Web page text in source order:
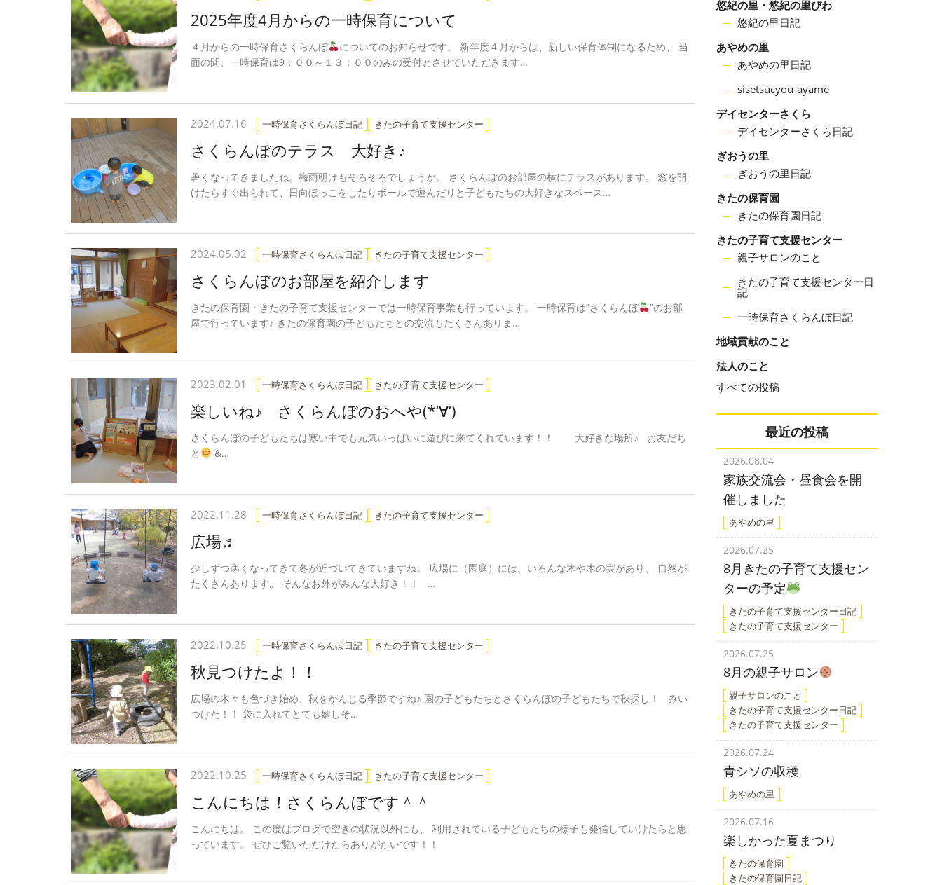
2025年度4月からの一時保育について
４月からの一時保育さくらんぼ
についてのお知らせです。 新年度４月からは、新しい保育体制になるため、 当
面の間、一時保育は9：００～１３：００のみの受付とさせていただきます…
2024.07.16 一時保育さくらんぼ日記 きたの子育て支援センター
さくらんぼのテラス 大好き♪
暑くなってきましたね。梅雨明けもそろそろでしょうか。 さくらんぼのお部屋の横にテラスがあります。 窓を開
けたらすぐ出られて、日向ぼっこをしたりボールで遊んだりと子どもたちの大好きなスペース…
2024.05.02 一時保育さくらんぼ日記 きたの子育て支援センター
さくらんぼのお部屋を紹介します
きたの保育園・きたの子育て支援センターでは一時保育事業も行っています。 一時保育は”さくらんぼ
”のお部
屋で行っています♪ きたの保育園の子どもたちとの交流もたくさんありま…
2023.02.01 一時保育さくらんぼ日記 きたの子育て支援センター
楽しいね♪ さくらんぼのおへや(*‘∀‘)
さくらんぼの子どもたちは寒い中でも元気いっぱいに遊びに来てくれています！！ 大好きな場所♪ お友だち
と
&…
2022.11.28 一時保育さくらんぼ日記 きたの子育て支援センター
広場♬
少しずつ寒くなってきて冬が近づいてきていますね。 広場に（園庭）には、いろんな木や木の実があり、 自然が
たくさんあります。 そんなお外がみんな大好き！！ …
2022.10.25 一時保育さくらんぼ日記 きたの子育て支援センター
秋見つけたよ！！
広場の木々も色づき始め、秋をかんじる季節ですね♪ 園の子どもたちとさくらんぼの子どもたちで秋探し！ みい
つけた！！ 袋に入れてとても嬉しそ…
2022.10.25 一時保育さくらんぼ日記 きたの子育て支援センター
こんにちは！さくらんぼです＾＾
こんにちは。 この度はブログで空きの状況以外にも、 利用されている子どもたちの様子も発信していけたらと思
っています。 ぜひご覧いただけたらありがたいです！！
悠紀の里・悠紀の里びわ
悠紀の里日記
あやめの里
あやめの里日記
sisetsucyou-ayame
デイセンターさくら
デイセンターさくら日記
ぎおうの里
ぎおうの里日記
きたの保育園
きたの保育園日記
きたの子育て支援センター
親子サロンのこと
きたの子育て支援センター日
記
一時保育さくらんぼ日記
地域貢献のこと
法人のこと
すべての投稿
最近の投稿
2026.08.04
家族交流会・昼食会を開
催しました
あやめの里
2026.07.25
8月きたの子育て支援セン
ターの予定
きたの子育て支援センター日記
きたの子育て支援センター
2026.07.25
8月の親子サロン
親子サロンのこと
きたの子育て支援センター日記
きたの子育て支援センター
2026.07.24
青シソの収穫
あやめの里
2026.07.16
楽しかった夏まつり
きたの保育園
きたの保育園日記